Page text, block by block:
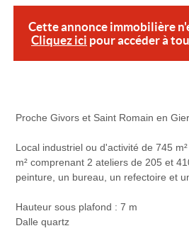
Cette annonce immobilière
Cliquez ici pour accéder à
Proche Givors et Saint Romain en
Local industriel ou d'activité de 745
m² comprenant 2 ateliers de 205 et
peinture, un bureau, un refectoire et
Hauteur sous plafond : 7 m
Dalle quartz